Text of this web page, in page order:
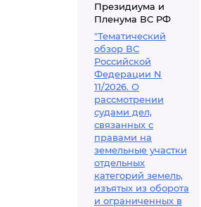
Президиума и
Пленума ВС РФ
"Тематический
обзор ВС
Российской
Федерации N
11/2026. О
рассмотрении
судами дел,
связанных с
правами на
земельные участки
отдельных
категорий земель,
изъятых из оборота
и ограниченных в